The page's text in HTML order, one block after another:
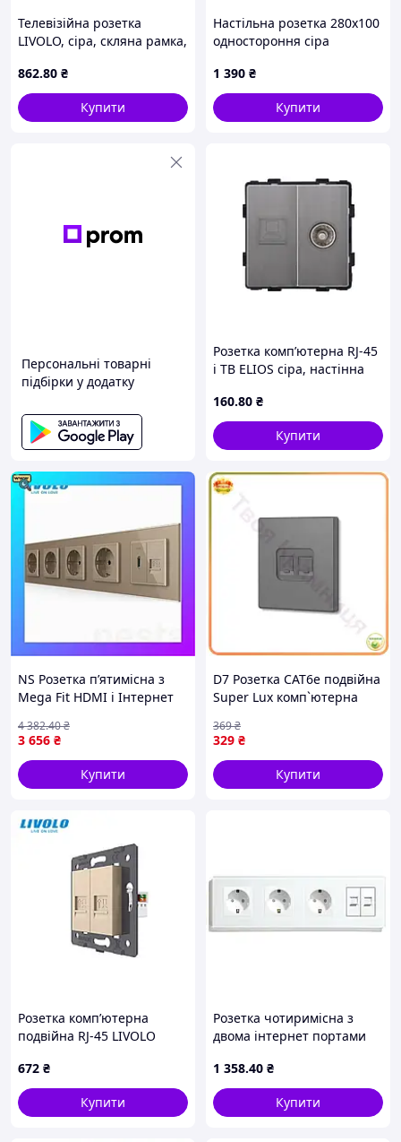
Телевізійна розетка
LIVOLO, сіра, скляна рамка,
дизайнерська
862.80 ₴
Купити
Настільна розетка 280x100
одностороння сіра
1 390 ₴
Купити
Персональні товарні
підбірки у додатку
Розетка комп’ютерна RJ-45
і ТВ ELIOS сіра, настінна
160.80 ₴
Купити
NS Розетка п’ятимісна з
Mega Fit HDMI і Інтернет
настінна, скляна рамка
Nes22/Q
3 656 ₴
4 382.40₴
Купити
D7 Розетка CAT6e подвійна
Super Lux комп`ютерна
мережі інтернет RJ45
комп`ютерна MOD58L
329 ₴
369₴
Купити
Розетка комп’ютерна
подвійна RJ-45 LIVOLO
дизайнерська, скляна
рамка
672 ₴
Купити
Розетка чотиримісна з
двома інтернет портами
настінна дизайнерська,
скляна рамка
1 358.40 ₴
Купити